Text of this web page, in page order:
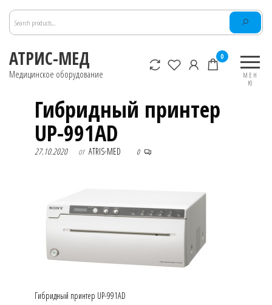
содержимому
АТРИС-МЕД
Медицинское оборудование
МЕН
Ю
0
Гибридный принтер
UP-991AD
27.10.2020 от ATRIS-MED 0
Гибридный принтер UP-991AD